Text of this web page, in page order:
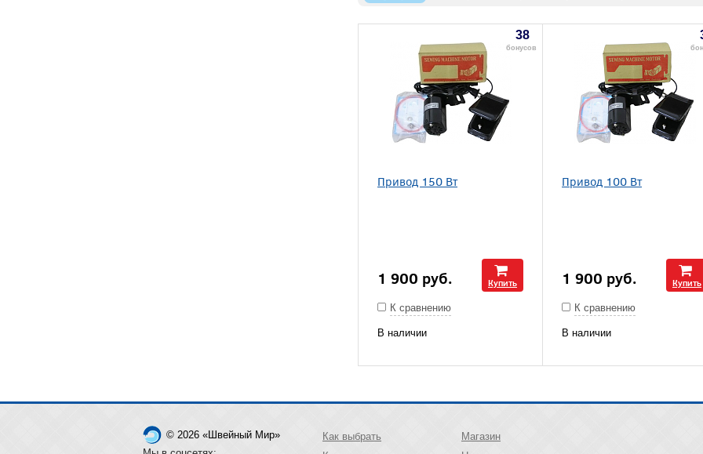
38
бонусов
Привод 150 Вт
1 900 руб. Купить
К сравнению
В наличии
Привод 100 Вт
1 900 руб. Купить
К сравнению
В наличии
© 2026 «Швейный Мир»
Как выбрать
Магазин